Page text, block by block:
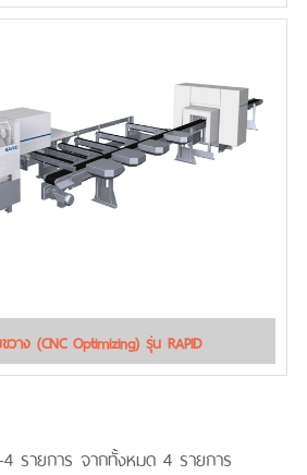
วาง (CNC Optimizing) รุ่น RAPID
รายการ จากทั้งหมด 4 รายการ